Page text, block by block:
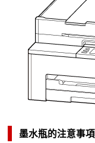
墨水瓶的注意事項